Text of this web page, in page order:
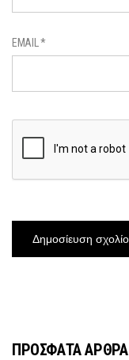
EMAIL*
ΠΡΟΣΦΑΤΑ ΑΡΘΡΑ